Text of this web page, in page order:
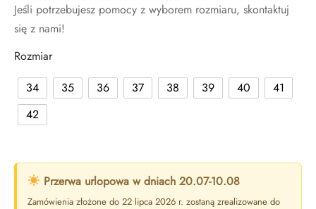
Jeśli potrzebujesz pomocy z wyborem rozmiaru, skontaktuj
się z nami!
Rozmiar
34
35 36 37 38 39 40
41
42
Przerwa urlopowa w dniach 20.07-10.08
Zamówienia złożone do 22 lipca 2026 r. zostaną zrealizowane do